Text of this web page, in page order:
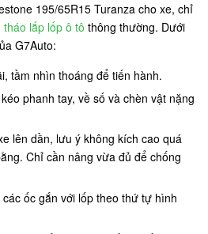
195/65R15 Turanza cho xe, chỉ
lắp lốp ô tô thông thường. Dưới
G7Auto:
tầm nhìn thoáng để tiến hành.
phanh tay, về số và chèn vật nặng
lên dần, lưu ý không kích cao quá
Chỉ cần nâng vừa đủ để chống
ốc gắn với lốp theo thứ tự hình